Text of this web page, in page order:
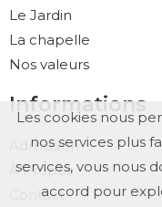
Le Jardin
La chapelle
Nos valeurs
Informations
Admission
À Propos
Contact
Les cookies nous
nos services plus
services, vous nous
accord pour